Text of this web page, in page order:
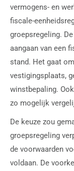
vermogens- en
fiscale-
groepsregeling.
aangaan van een
stand. Het gaat
vestigingsplaats,
winstbepaling.
zo mogelijk
De keuze zou
groepsregeling
de voorwaarden
voldaan. De